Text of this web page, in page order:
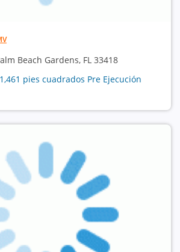
Beach Gardens, FL 33418
pies cuadrados Pre Ejecución